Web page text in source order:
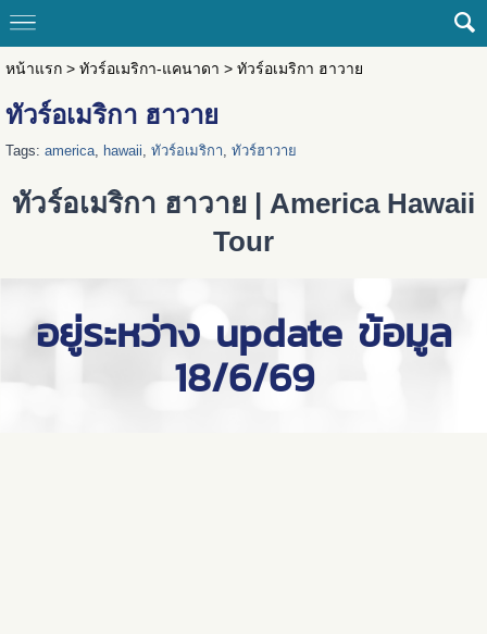
หน้าแรก> ทัวร์อเมริกา-แคนาดา > ทัวร์อเมริกา ฮาวาย
ทัวร์อเมริกา ฮาวาย
Tags: america, hawaii, ทัวร์อเมริกา, ทัวร์ฮาวาย
ทัวร์อเมริกา ฮาวาย | America Hawaii
Tour
อยู่ระหว่าง update ข้อมูล
18/6/69